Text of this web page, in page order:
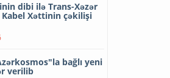
dibi ilə Trans-Xəzər
Xəttinin çəkilişi
bağlı yeni
verilib